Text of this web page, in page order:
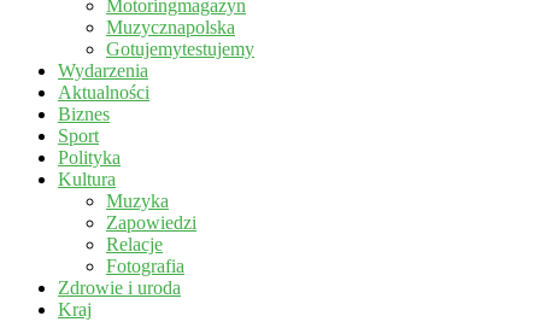
Motoringmagazyn
Muzycznapolska
Gotujemytestujemy
Wydarzenia
Aktualności
Biznes
Sport
Polityka
Kultura
Muzyka
Zapowiedzi
Relacje
Fotografia
Zdrowie i uroda
Kraj